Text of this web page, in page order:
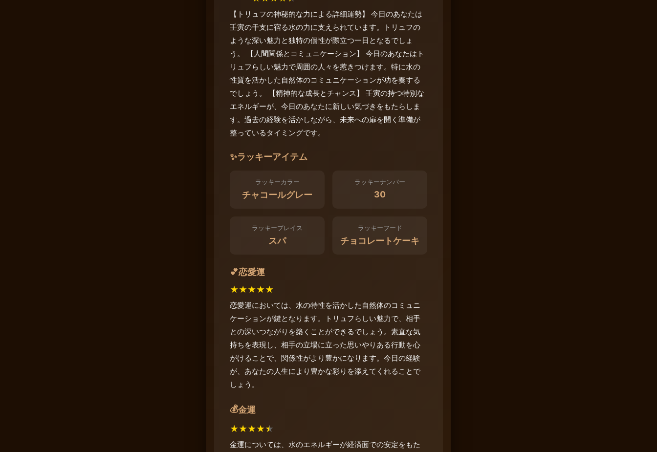
【トリュフの神秘的な力による詳細運勢】 今日のあなたは
壬寅の干支に宿る水の力に支えられています。トリュフの
ような深い魅力と独特の個性が際立つ一日となるでしょ
う。 【人間関係とコミュニケーション】 今日のあなたはト
リュフらしい魅力で周囲の人々を惹きつけます。特に水の
性質を活かした自然体のコミュニケーションが功を奏する
でしょう。 【精神的な成長とチャンス】 壬寅の持つ特別な
エネルギーが、今日のあなたに新しい気づきをもたらしま
す。過去の経験を活かしながら、未来への扉を開く準備が
整っているタイミングです。
✨ラッキーアイテム
ラッキーカラー
チャコールグレー
ラッキーナンバー
30
ラッキープレイス
スパ
ラッキーフード
チョコレートケーキ
💕恋愛運
★★★★★
恋愛運においては、水の特性を活かした自然体のコミュニ
ケーションが鍵となります。トリュフらしい魅力で、相手
との深いつながりを築くことができるでしょう。素直な気
持ちを表現し、相手の立場に立った思いやりある行動を心
がけることで、関係性がより豊かになります。今日の経験
が、あなたの人生により豊かな彩りを添えてくれることで
しょう。
💰金運
★★★★★
金運については、水のエネルギーが経済面での安定をもた